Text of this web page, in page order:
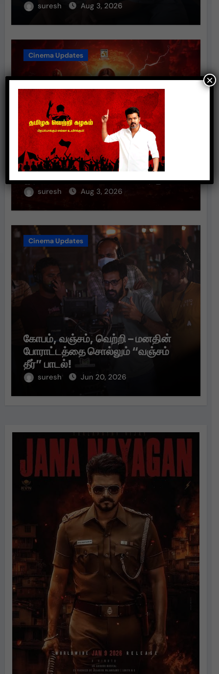
suresh Aug 3, 2026
Cinema Updates
சாம் சி எஸ் இசையில் மிரட்டும்
“ரத்தத்த தா” – டிமான்டி காலனி 3
முதல் பாடல் ரசிகர்களை கவர்ந்து
வருகிறது!
suresh Aug 3, 2026
Cinema Updates
கோபம், வஞ்சம், வெற்றி – மனதின்
போராட்டத்தை சொல்லும் “வஞ்சம்
தீர்” பாடல்!
suresh Jun 20, 2026
×